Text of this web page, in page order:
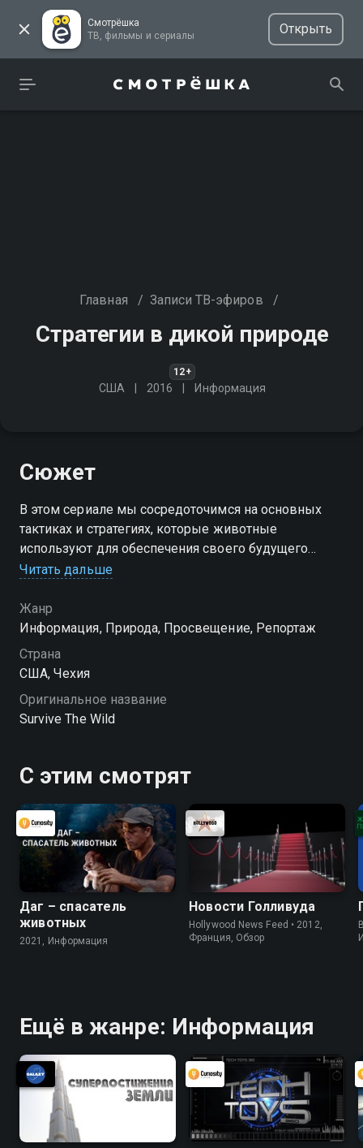
Смотрёшка
ТВ, фильмы и сериалы
Открыть
Главная / Записи ТВ-эфиров /
Стратегии в дикой природе
12+
США 2016 Информация
Сюжет
В этом сериале мы сосредоточимся на основных
тактиках и стратегиях, которые животные
используют для обеспечения своего будущего
среди хаоса природы; нападение, защита,
животное должно планировать эти действия
Читать дальше
Жанр
Информация, Природа, Просвещение, Репортаж
Страна
США, Чехия
Оригинальное название
Survive The Wild
С этим смотрят
Даг – спасатель
животных
2021, Информация
Новости Голливуда
Hollywood News Feed • 2012,
Франция, Обзор
Ещё в жанре: Информация